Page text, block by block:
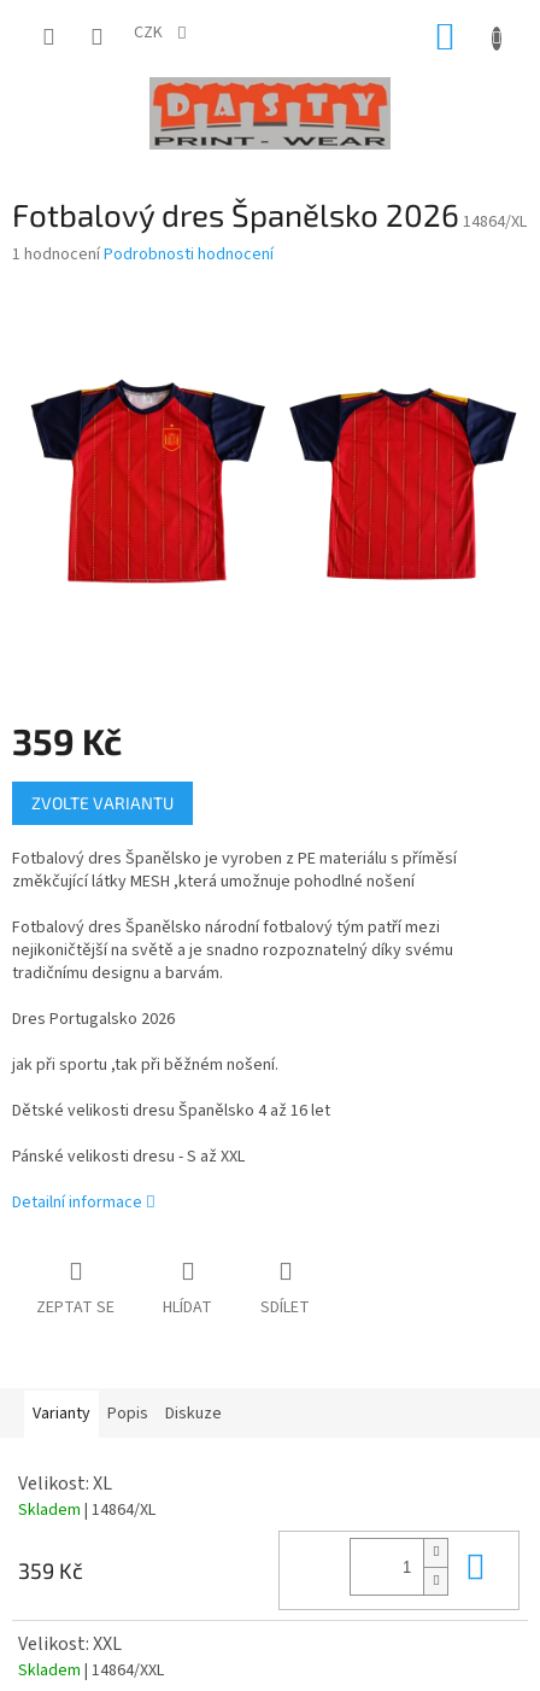
CZK
Fotbalový dres Španělsko 2026 14864/XL
Průměrné
hvězdiček.
1 hodnoceníPodrobnosti hodnocení
359 Kč
Měrná
cena:
ZVOLTE VARIANTU
Fotbalový dres Španělsko je vyroben z PE materiálu s příměsí
změkčující látky MESH ,která umožnuje pohodlné nošení
Fotbalový dres Španělsko národní fotbalový tým patří mezi
nejikoničtější na světě a je snadno rozpoznatelný díky svému
tradičnímu designu a barvám.
Dres Portugalsko 2026
jak při sportu ,tak při běžném nošení.
Dětské velikosti dresu Španělsko 4 až 16 let
Pánské velikosti dresu - S až XXL
Detailní informace
ZEPTAT SE HLÍDAT SDÍLET
Varianty Popis Diskuze
Velikost: XL
Skladem | 14864/XL
359 Kč
Velikost: XXL
Skladem | 14864/XXL